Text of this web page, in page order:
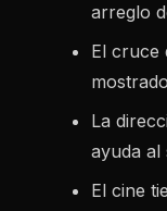
arreglo
El cruce
mostrado
La
ayuda al
El cine